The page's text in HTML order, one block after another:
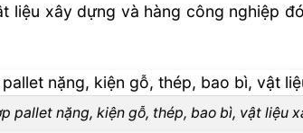
liệu xây dựng và hàng công nghiệp
pallet nặng, kiện gỗ, thép, bao bì, vật liệu